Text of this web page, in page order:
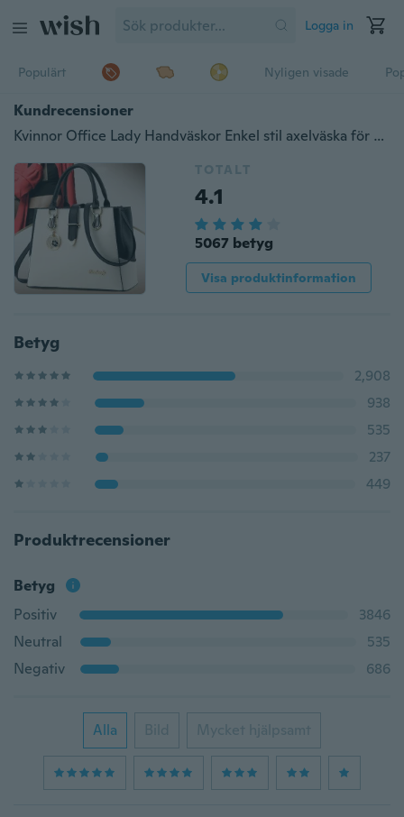
Logga in
Populärt Nyligen visade
Kundrecensioner
Kvinnor Office Lady Handväskor Enkel stil axelväska för kvinnors gåva 5 färger
TOTALT
4.1
5067 betyg
Visa produktinformation
Betyg
2,908
938
535
237
449
Produktrecensioner
Betyg
Positiv
3846
Neutral
535
Negativ
686
Alla Bild Mycket hjälpsamt